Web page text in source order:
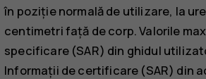
în poziție normală de utilizare, la
centimetri față de corp. Valorile
specificare (SAR) din ghidul
Informații de certificare (SAR) din